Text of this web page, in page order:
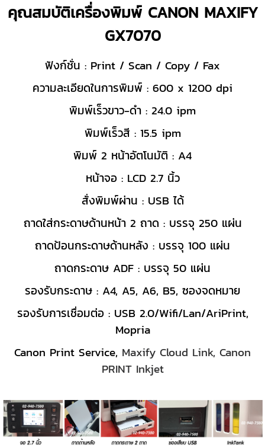
คุณสมบัติเครื่องพิมพ์ CANON MAXIFY
GX7070
ฟังก์ชั่น : Print / Scan / Copy / Fax
ความละเอียดในการพิมพ์ : 600 x 1200 dpi
พิมพ์เร็วขาว-ดำ : 24.0 ipm
พิมพ์เร็วสี : 15.5 ipm
พิมพ์ 2 หน้าอัตโนมัติ : A4
หน้าจอ : LCD 2.7 นิ้ว
สั่งพิมพ์ผ่าน : USB ได้
ถาดใส่กระดาษด้านหน้า 2 ถาด : บรรจุ 250 แผ่น
ถาดป้อนกระดาษด้านหลัง : บรรจุ 100 แผ่น
ถาดกระดาษ ADF : บรรจุ 50 แผ่น
รองรับกระดาษ : A4, A5, A6, B5, ซองจดหมาย
รองรับการเชื่อมต่อ : USB 2.0/Wifi/Lan/AriPrint,
Mopria
Canon Print Service, Maxify Cloud Link, Canon
PRINT Inkjet